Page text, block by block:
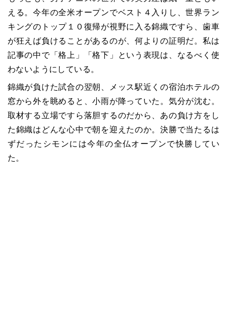
える。今年の全米オープンでベスト４入りし、世界ラン
キングのトップ１０復帰が視野に入る錦織ですら、歯車
が狂えば負けることがあるのが、何よりの証明だ。私は
記事の中で「格上」「格下」という表現は、なるべく使
わないようにしている。
錦織が負けた試合の翌朝、メッス駅近くの宿泊ホテルの
窓から外を眺めると、小雨が降っていた。気分が沈む。
取材する立場ですら落胆するのだから、あの負け方をし
た錦織はどんな心中で朝を迎えたのか。決勝で当たるは
ずだったシモンには今年の全仏オープンで快勝してい
た。